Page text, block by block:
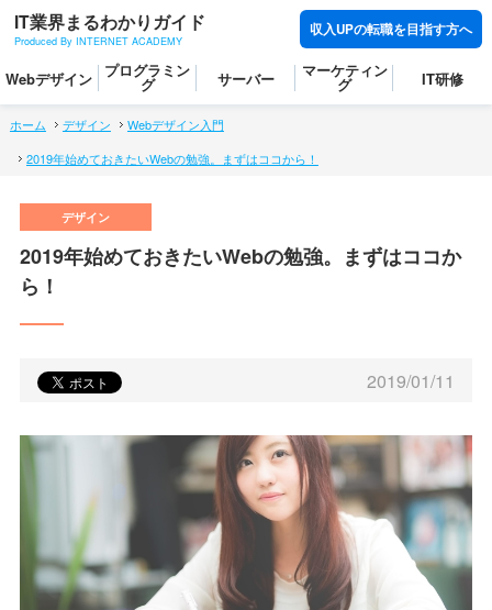
IT業界まるわかりガイド
Produced By INTERNET ACADEMY
収入UPの転職を目指す方へ
Webデザイン プログラミン
グ サーバー マーケティン
グ IT研修
ホーム デザイン
Webデザイン入門
2019年始めておきたいWebの勉強。まずはココから！
2019年始めておきたいWebの勉強。まずはココか
ら！
2019/01/11